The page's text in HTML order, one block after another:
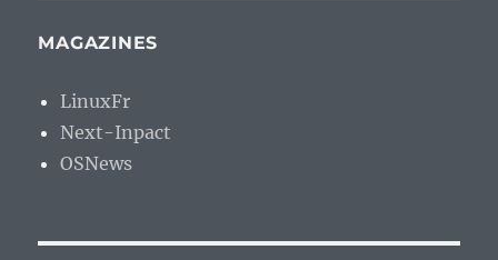
MAGAZINES
LinuxFr
Next-Inpact
OSNews